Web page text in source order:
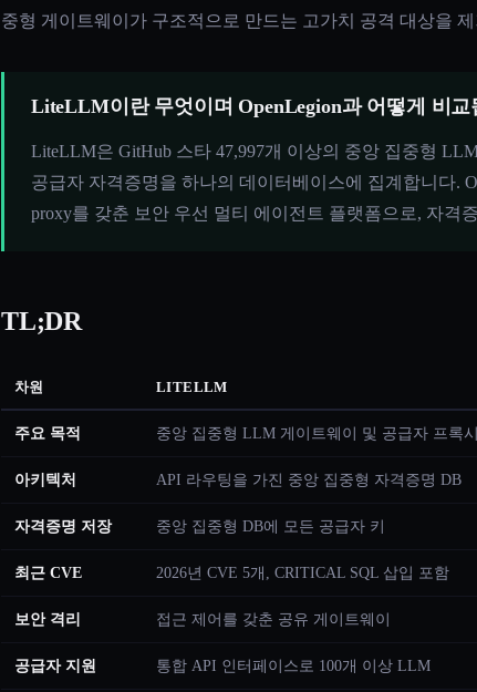
중형 게이트웨이가 구조적으로 만드는 고가치 공격 대상을
LiteLLM이란 무엇이며 OpenLegion과 어떻게 비교
LiteLLM은 GitHub 스타 47,997개 이상의 중앙 집중형
공급자 자격증명을 하나의 데이터베이스에 집계합니다.
proxy를 갖춘 보안 우선 멀티 에이전트 플랫폼으로, 자격
TL;DR
차원 LITELLM
주요 목적 중앙 집중형 LLM 게이트웨이 및 공급자 프록시
아키텍처 API 라우팅을 가진 중앙 집중형 자격증명 DB
자격증명 저장 중앙 집중형 DB에 모든 공급자 키
최근 CVE 2026년 CVE 5개, CRITICAL SQL 삽입 포함
보안 격리 접근 제어를 갖춘 공유 게이트웨이
공급자 지원 통합 API 인터페이스로 100개 이상 LLM